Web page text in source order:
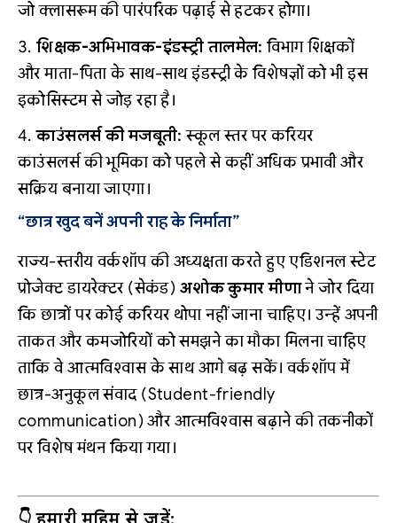
जो क्लासरूम की पारंपरिक पढ़ाई से हटकर होगा।
शिक्षक-अभिभावक-इंडस्ट्री तालमेल: विभाग शिक्षकों
और माता-पिता के साथ-साथ इंडस्ट्री के विशेषज्ञों को भी इस
इकोसिस्टम से जोड़ रहा है।
काउंसलर्स की मजबूती: स्कूल स्तर पर करियर
काउंसलर्स की भूमिका को पहले से कहीं अधिक प्रभावी और
सक्रिय बनाया जाएगा।
“छात्र खुद बनें अपनी राह के निर्माता”
राज्य-स्तरीय वर्कशॉप की अध्यक्षता करते हुए एडिशनल स्टेट
प्रोजेक्ट डायरेक्टर (सेकंड) अशोक कुमार मीणाने जोर दिया
कि छात्रों पर कोई करियर थोपा नहीं जाना चाहिए। उन्हें अपनी
ताकत और कमजोरियों को समझने का मौका मिलना चाहिए
ताकि वे आत्मविश्वास के साथ आगे बढ़ सकें। वर्कशॉप में
छात्र-अनुकूल संवाद (Student-friendly
communication) और आत्मविश्वास बढ़ाने की तकनीकों
पर विशेष मंथन किया गया।